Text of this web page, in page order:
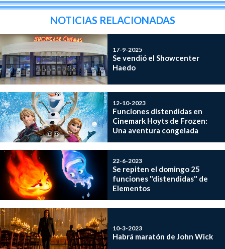
NOTICIAS RELACIONADAS
17-9-2025
Se vendió el Showcenter
Haedo
12-10-2023
Funciones distendidas en
Cinemark Hoyts de Frozen:
Una aventura congelada
22-6-2023
Se repiten el domingo 25
funciones "distendidas" de
Elementos
10-3-2023
Habrá maratón de John Wick